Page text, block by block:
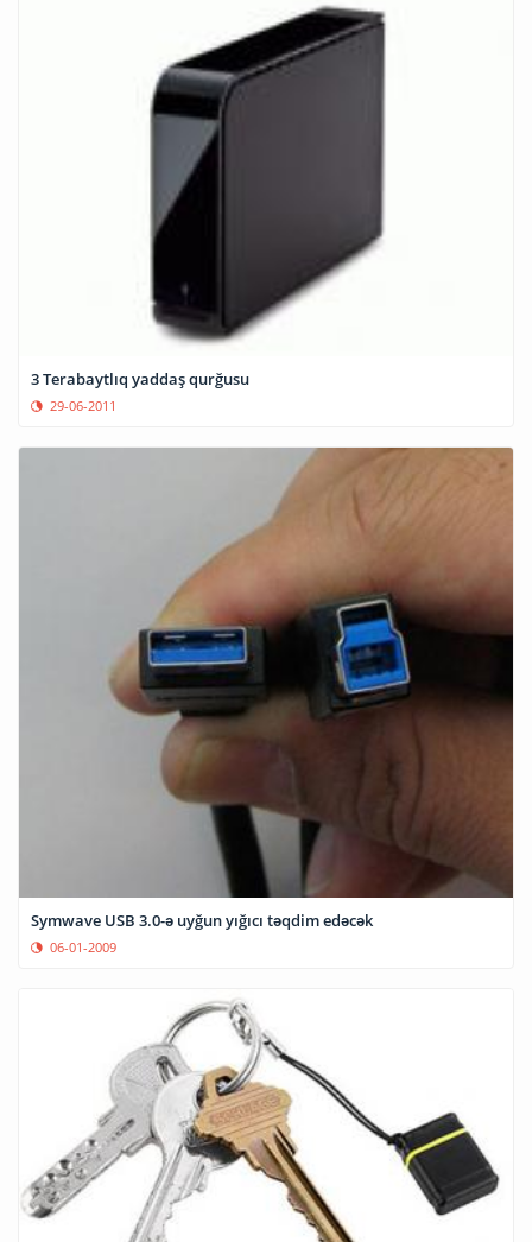
3 Terabaytlıq yaddaş qurğusu
29-06-2011
Symwave USB 3.0-ə uyğun yığıcı təqdim edəcək
06-01-2009